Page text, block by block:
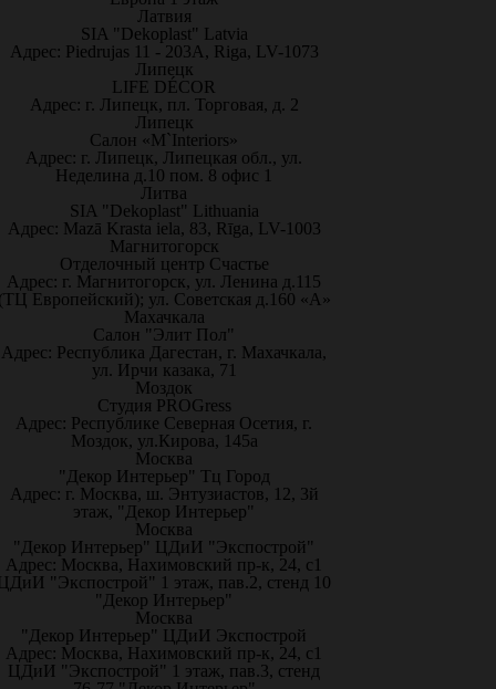
Латвия
SIA "Dekoplast" Latvia
Адрес: Piedrujas 11 - 203A, Riga, LV-1073
Липецк
LIFE DÉCOR
Адрес: г. Липецк, пл. Торговая, д. 2
Липецк
Салон «M`Interiors»
Адрес: г. Липецк, Липецкая обл., ул.
Неделина д.10 пом. 8 офис 1
Литва
SIA "Dekoplast" Lithuania
Адрес: Mazā Krasta iela, 83, Rīga, LV-1003
Магнитогорск
Отделочный центр Счастье
Адрес: г. Магнитогорск, ул. Ленина д.115
Европейский); ул. Советская д.160 «А»
Махачкала
Салон "Элит Пол"
Адрес: Республика Дагестан, г. Махачкала,
ул. Ирчи казака, 71
Моздок
Студия PROGress
Адрес: Республике Северная Осетия, г.
Моздок, ул.Кирова, 145а
Москва
"Декор Интерьер" Тц Город
Адрес: г. Москва, ш. Энтузиастов, 12, 3й
этаж, "Декор Интерьер"
Москва
"Декор Интерьер" ЦДиИ "Экспострой"
Адрес: Москва, Нахимовский пр-к, 24, с1
"Экспострой" 1 этаж, пав.2, стенд 10
"Декор Интерьер"
Москва
"Декор Интерьер" ЦДиИ Экспострой
Адрес: Москва, Нахимовский пр-к, 24, с1
ЦДиИ "Экспострой" 1 этаж, пав.3, стенд